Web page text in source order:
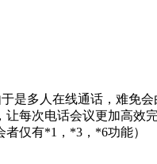
是多人在线通话，难免
每次电话会议更加高效完
仅有*1，*3，*6功能）